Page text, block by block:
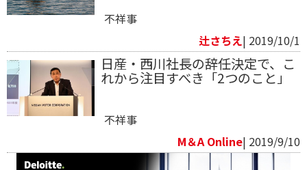
不祥事
辻さちえ| 2019/10/1
日産・西川社長の辞任決定で、こ
れから注目すべき「2つのこと」
不祥事
M＆A Online| 2019/9/10